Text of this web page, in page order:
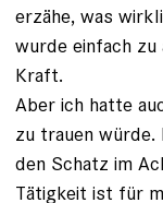
erzähe, was
wurde einfach
Kraft.
Aber ich hatte
zu trauen
den Schatz im
Tätigkeit ist für